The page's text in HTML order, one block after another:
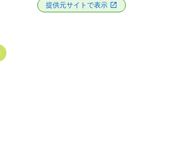
提供元サイトで表示